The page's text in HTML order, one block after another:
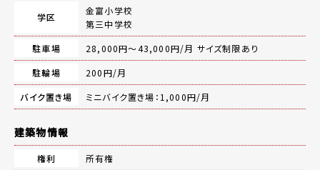
学区
金富小学校
第三中学校
駐車場
28,000円～43,000円/月 サイズ制限あり
駐輪場
200円/月
バイク置き場
ミニバイク置き場：1,000円/月
建築物情報
権利
所有権